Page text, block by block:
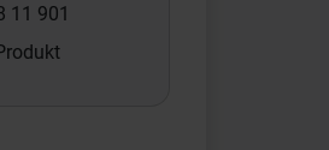
11 901